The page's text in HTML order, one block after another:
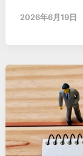
2026年6月19日